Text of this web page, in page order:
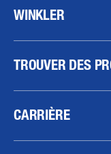
WINKLER
TROUVER DES
CARRIÈRE